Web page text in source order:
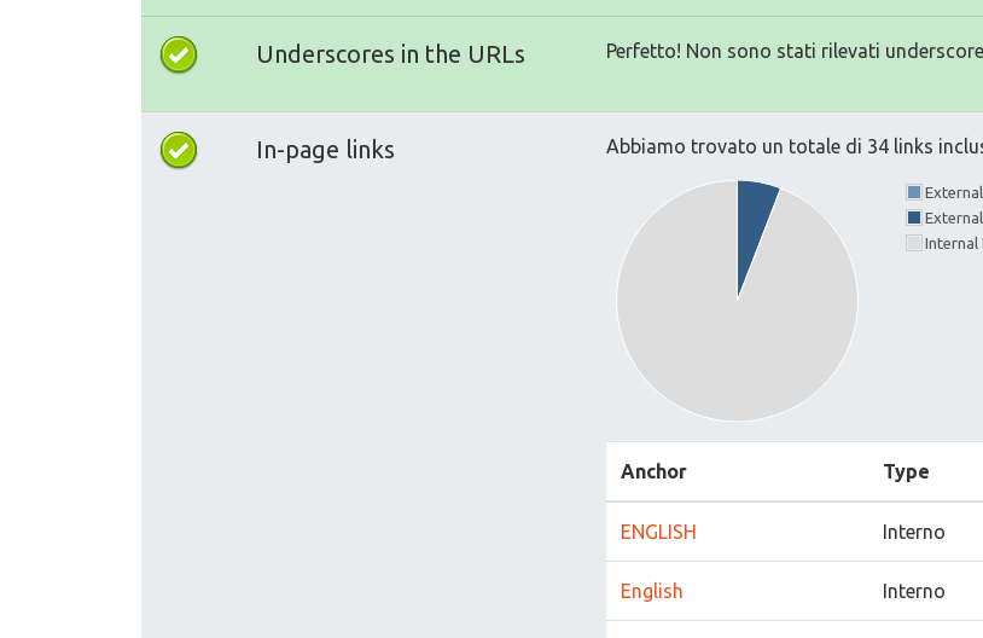
Underscores in the URLs Perfetto! Non sono stati rilevati
In-page links Abbiamo trovato un totale di 34 links
Internal
Anchor Type
ENGLISH Interno
English Interno